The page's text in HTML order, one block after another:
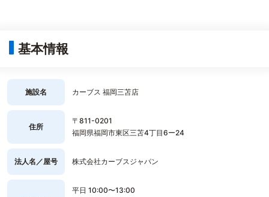
基本情報
施設名 カーブス 福岡三苫店
住所
〒811-0201
福岡県福岡市東区三苫4丁目6ー24
法人名／屋号 株式会社カーブスジャパン
平日 10:00〜13:00